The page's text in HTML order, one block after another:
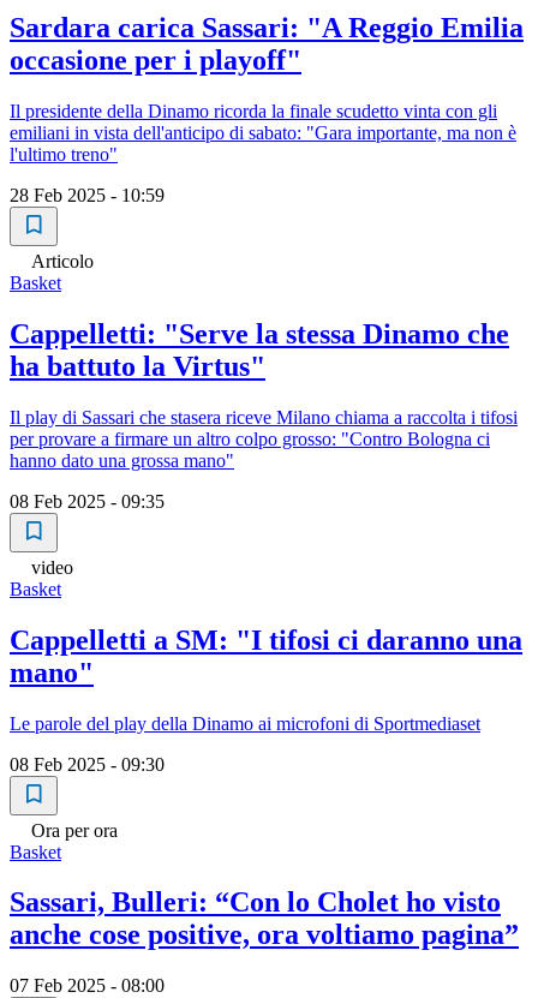
Sardara carica Sassari: "A Reggio Emilia
occasione per i playoff"
Il presidente della Dinamo ricorda la finale scudetto vinta con gli
emiliani in vista dell'anticipo di sabato: "Gara importante, ma non è
l'ultimo treno"
28 Feb 2025 - 10:59
Articolo
Basket
Cappelletti: "Serve la stessa Dinamo che
ha battuto la Virtus"
Il play di Sassari che stasera riceve Milano chiama a raccolta i tifosi
per provare a firmare un altro colpo grosso: "Contro Bologna ci
hanno dato una grossa mano"
08 Feb 2025 - 09:35
video
Basket
Cappelletti a SM: "I tifosi ci daranno una
mano"
Le parole del play della Dinamo ai microfoni di Sportmediaset
08 Feb 2025 - 09:30
Ora per ora
Basket
Sassari, Bulleri: “Con lo Cholet ho visto
anche cose positive, ora voltiamo pagina”
07 Feb 2025 - 08:00